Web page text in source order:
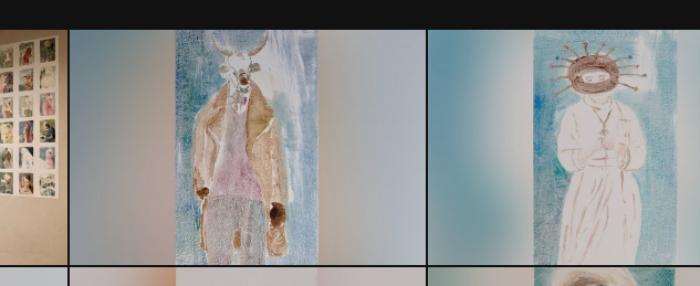
KONTAKT
IMPRESSUM DATENSCHUTZ